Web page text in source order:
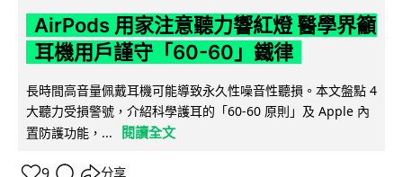
AirPods 用家注意聽力響紅燈 醫學界籲
耳機用戶謹守「60-60」鐵律
長時間高音量佩戴耳機可能導致永久性噪音性聽損。本文盤點 4
大聽力受損警號，介紹科學護耳的「60-60 原則」及 Apple 內
置防護功能，...
閱讀全文
分享